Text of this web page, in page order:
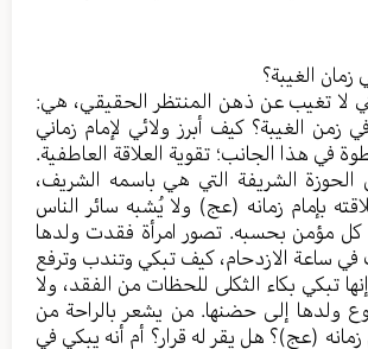
الغيبة؟
لا تغيب عن ذهن المنتظر الحقيقي، هي:
الغيبة؟ كيف أبرز ولائي لإمام زماني
في هذا الجانب؛ تقوية العلاقة العاطفية.
الشريفة التي هي باسمه الشريف،
بإمام زمانه (عج) ولا يُشبه سائر الناس
مؤمن بحسبه. تصور امرأة فقدت ولدها
ساعة الازدحام، كيف تبكي وتندب وترفع
تبكي بكاء الثكلى للحظات من الفقد، ولا
ولدها إلى حضنها. من يشعر بالراحة من
(عج)؟ هل يقر له قرار؟ أم أنه يبكي في